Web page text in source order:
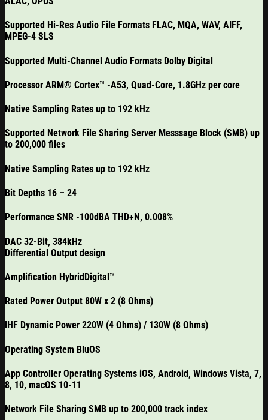
Supported Hi-Res Audio File Formats FLAC, MQA, WAV, AIFF,
MPEG-4 SLS
Supported Multi-Channel Audio Formats Dolby Digital
Processor ARM® Cortex™ -A53, Quad-Core, 1.8GHz per core
Native Sampling Rates up to 192 kHz
Supported Network File Sharing Server Messsage Block (SMB) up
to 200,000 files
Native Sampling Rates up to 192 kHz
Bit Depths 16 – 24
Performance SNR -100dBA THD+N, 0.008%
DAC 32-Bit, 384kHz
Differential Output design
Amplification HybridDigital™
Rated Power Output 80W x 2 (8 Ohms)
IHF Dynamic Power 220W (4 Ohms) / 130W (8 Ohms)
Operating System BluOS
App Controller Operating Systems iOS, Android, Windows Vista, 7,
8, 10, macOS 10-11
Network File Sharing SMB up to 200,000 track index